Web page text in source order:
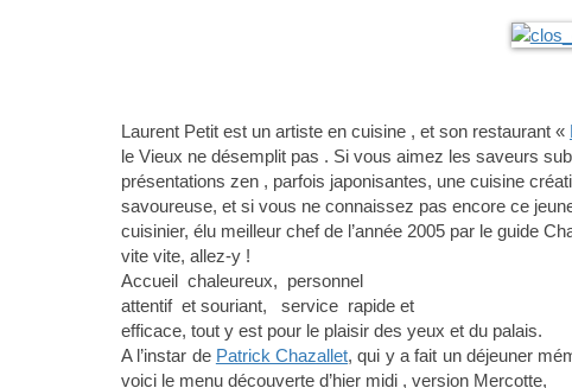
Laurent Petit est un artiste en cuisine , et son restaurant «
le Vieux ne désemplit pas . Si vous aimez les saveurs
présentations zen , parfois japonisantes, une cuisine
savoureuse, et si vous ne connaissez pas encore ce
cuisinier, élu meilleur chef de l’année 2005 par le guide
vite vite, allez-y !
Accueil chaleureux, personnel
attentif et souriant, service rapide et
efficace, tout y est pour le plaisir des yeux et du palais.
A l’instar de Patrick Chazallet, qui y a fait un déjeuner
voici le menu découverte d’hier midi , version Mercotte,